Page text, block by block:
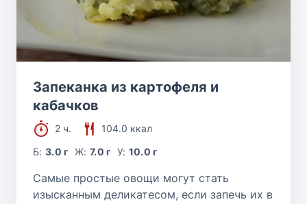
Запеканка из картофеля и
кабачков
2 ч.
104.0 ккал
Б:3.0 г Ж: 7.0 г У: 10.0 г
Самые простые овощи могут стать
изысканным деликатесом, если запечь их в